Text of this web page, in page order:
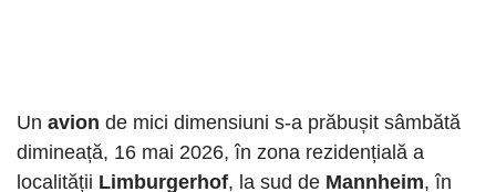
Un avion de mici dimensiuni s-a prăbușit sâmbătă
dimineață, 16 mai 2026, în zona rezidențială a
localității Limburgerhof, la sud de Mannheim, în